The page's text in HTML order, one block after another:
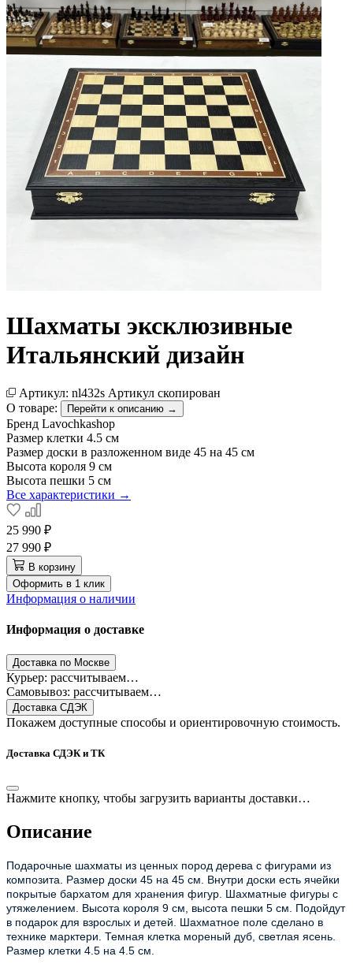
Шахматы эксклюзивные
Итальянский дизайн
Артикул: nl432s Артикул скопирован
О товаре:
Перейти к описанию →
Бренд Lavochkashop
Размер клетки 4.5 см
Размер доски в разложенном виде 45 на 45 см
Высота короля 9 см
Высота пешки 5 см
Все характеристики →
25 990 ₽
27 990 ₽
В корзину
Оформить в 1 клик
Информация о наличии
Информация о доставке
Доставка по Москве
Курьер: рассчитываем…
Самовывоз: рассчитываем…
Доставка СДЭК
Покажем доступные способы и ориентировочную стоимость.
Доставка СДЭК и ТК
Нажмите кнопку, чтобы загрузить варианты доставки…
Описание
Подарочные шахматы из ценных пород дерева с фигурами из
композита. Размер доски 45 на 45 см. Внутри доски есть ячейки
покрытые бархатом для хранения фигур. Шахматные фигуры с
утяжелением. Высота короля 9 см, высота пешки 5 см. Подойдут
в подарок для взрослых и детей. Шахматное поле сделано в
технике марктери. Темная клетка мореный дуб, светлая ясень.
Размер клетки 4.5 на 4.5 см.